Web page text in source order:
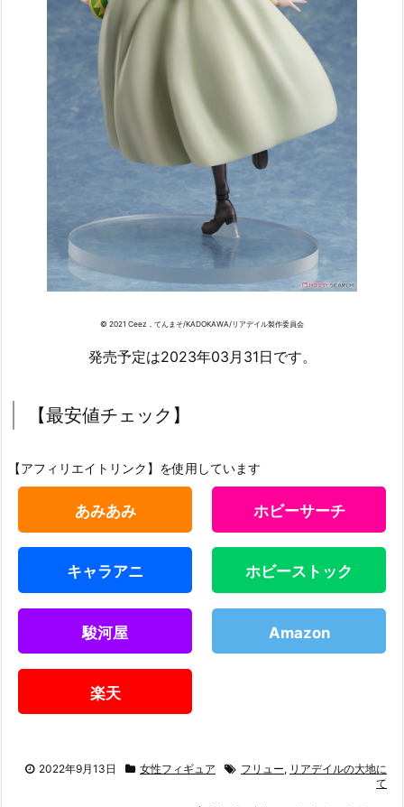
© 2021 Ceez，てんまそ/KADOKAWA/リアデイル製作委員会
発売予定は2023年03月31日です。
【最安値チェック】
【アフィリエイトリンク】を使用しています
あみあみ ホビーサーチ
キャラアニ ホビーストック
駿河屋 Amazon
楽天
2022年9月13日 女性フィギュア フリュー, リアデイルの大地に
て